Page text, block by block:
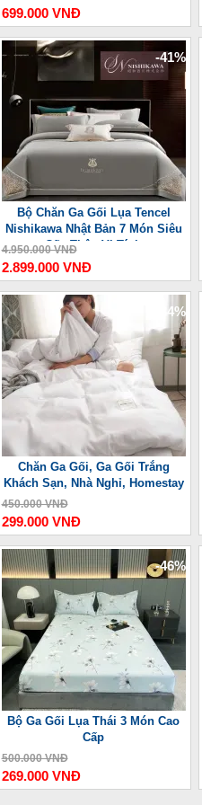
699.000 VNĐ
-41%
Bộ Chăn Ga Gối Lụa Tencel
Nishikawa Nhật Bản 7 Món Siêu
Cấp Thêu Vi Tính
4.950.000 VNĐ
2.899.000 VNĐ
-34%
Chăn Ga Gối, Ga Gối Trắng
Khách Sạn, Nhà Nghỉ, Homestay
450.000 VNĐ
299.000 VNĐ
-46%
Bộ Ga Gối Lụa Thái 3 Món Cao
Cấp
500.000 VNĐ
269.000 VNĐ